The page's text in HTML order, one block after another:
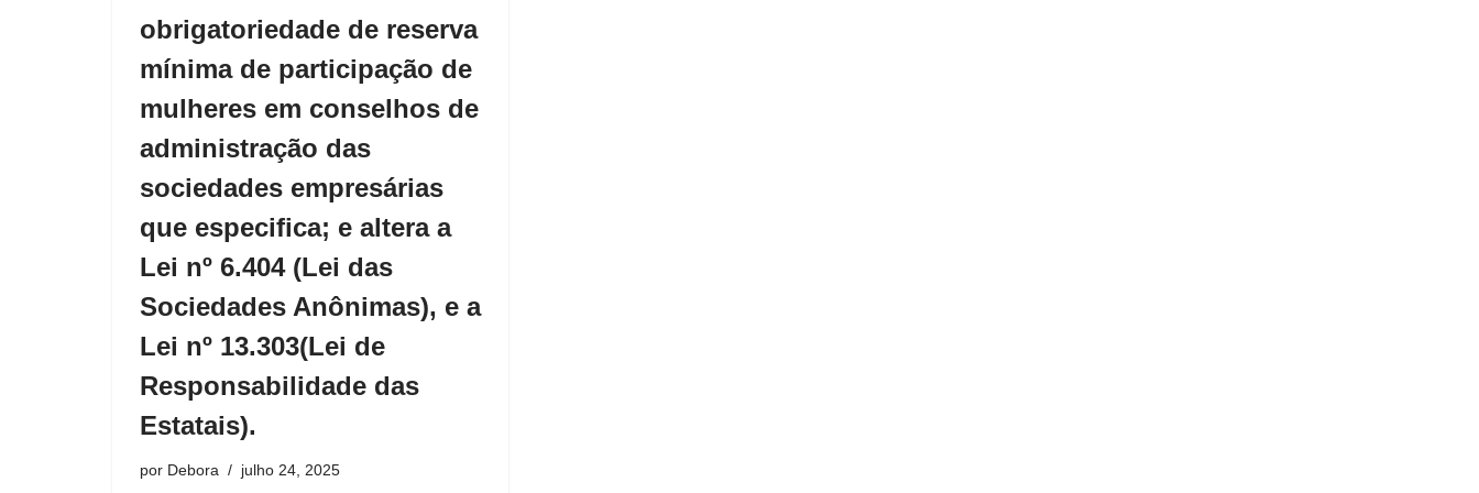
obrigatoriedade de reserva
mínima de participação de
mulheres em conselhos de
administração das
sociedades empresárias
que especifica; e altera a
Lei nº 6.404 (Lei das
Sociedades Anônimas), e a
Lei nº 13.303(Lei de
Responsabilidade das
Estatais).
por Debora julho 24, 2025